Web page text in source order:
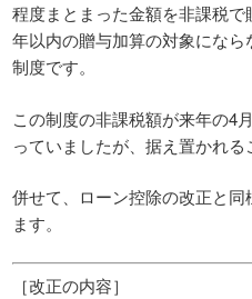
程度まとまった金額を非課税
年以内の贈与加算の対象にな
制度です。
この制度の非課税額が来年の4
っていましたが、据え置かれる
併せて、ローン控除の改正と
ます。
［改正の内容］